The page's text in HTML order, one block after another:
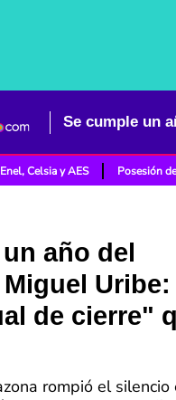
Se cumple un
Enel, Celsia y AES Posesión
año del
de cierre"
rompió el silencio